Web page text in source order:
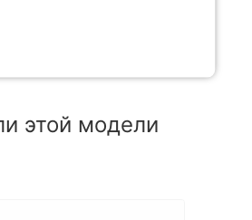
этой модели